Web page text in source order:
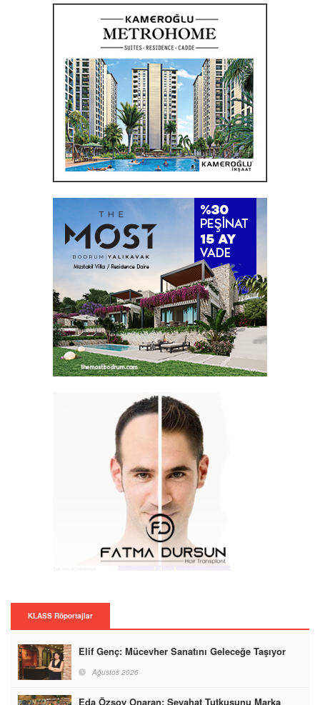
KLASS Röportajlar
Elif Genç: Mücevher Sanatını Geleceğe Taşıyor
Ağustos 2026
Eda Özsoy Onaran: Seyahat Tutkusunu Marka